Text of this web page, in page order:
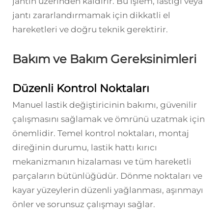
jantı zararlandırmamak için dikkatli el
hareketleri ve doğru teknik gerektirir.
Bakım ve Bakım Gereksinimleri
Düzenli Kontrol Noktaları
Manuel lastik değiştiricinin bakımı, güvenilir
çalışmasını sağlamak ve ömrünü uzatmak için
önemlidir. Temel kontrol noktaları, montaj
direğinin durumu, lastik hattı kırıcı
mekanizmanın hizalaması ve tüm hareketli
parçaların bütünlüğüdür. Dönme noktaları ve
kayar yüzeylerin düzenli yağlanması, aşınmayı
önler ve sorunsuz çalışmayı sağlar.